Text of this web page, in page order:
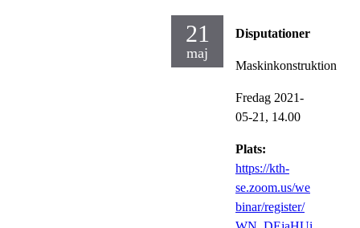
21
maj
Disputationer
Maskinkonstruktion
Fredag 2021-
05-21, 14.00
Plats:
https://kth-
se.zoom.us/we
binar/register/